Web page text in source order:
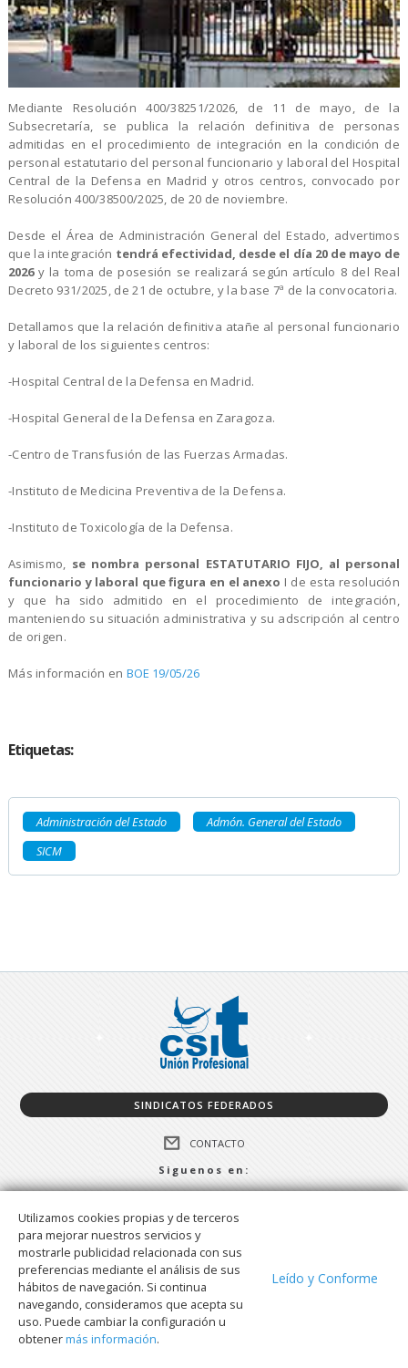
Mediante Resolución 400/38251/2026, de 11 de mayo, de la
Subsecretaría, se publica la relación definitiva de personas
admitidas en el procedimiento de integración en la condición de
personal estatutario del personal funcionario y laboral del Hospital
Central de la Defensa en Madrid y otros centros, convocado por
Resolución 400/38500/2025, de 20 de noviembre.
Desde el Área de Administración General del Estado, advertimos
que la integración tendrá efectividad, desde el día 20 de mayo de
2026y la toma de posesión se realizará según artículo 8 del Real
Decreto 931/2025, de 21 de octubre, y la base 7ª de la convocatoria.
Detallamos que la relación definitiva atañe al personal funcionario
y laboral de los siguientes centros:
-Hospital Central de la Defensa en Madrid.
-Hospital General de la Defensa en Zaragoza.
-Centro de Transfusión de las Fuerzas Armadas.
-Instituto de Medicina Preventiva de la Defensa.
-Instituto de Toxicología de la Defensa.
Asimismo, se nombra personal ESTATUTARIO FIJO, al personal
funcionario y laboral que figura en el anexo I de esta resolución
y que ha sido admitido en el procedimiento de integración,
manteniendo su situación administrativa y su adscripción al centro
de origen.
Más información en BOE 19/05/26
Etiquetas:
Administración del Estado
Admón. General del Estado
SICM
SINDICATOS FEDERADOS
CONTACTO
Siguenos en:
TELEGRAM
WHATSAPP
Aviso Legal
Utilizamos cookies propias y de terceros
para mejorar nuestros servicios y
mostrarle publicidad relacionada con sus
preferencias mediante el análisis de sus
hábitos de navegación. Si continua
navegando, consideramos que acepta su
uso. Puede cambiar la configuración u
obtenermás información.
Leído y Conforme